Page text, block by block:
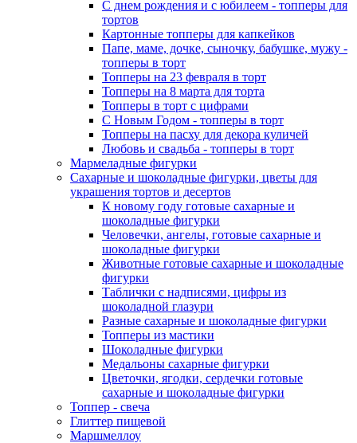
С днем рождения и с юбилеем - топперы для
тортов
Картонные топперы для капкейков
Папе, маме, дочке, сыночку, бабушке, мужу -
топперы в торт
Топперы на 23 февраля в торт
Топперы на 8 марта для торта
Топперы в торт с цифрами
С Новым Годом - топперы в торт
Топперы на пасху для декора куличей
Любовь и свадьба - топперы в торт
Мармеладные фигурки
Сахарные и шоколадные фигурки, цветы для
украшения тортов и десертов
К новому году готовые сахарные и
шоколадные фигурки
Человечки, ангелы, готовые сахарные и
шоколадные фигурки
Животные готовые сахарные и шоколадные
фигурки
Таблички с надписями, цифры из
шоколадной глазури
Разные сахарные и шоколадные фигурки
Топперы из мастики
Шоколадные фигурки
Медальоны сахарные фигурки
Цветочки, ягодки, сердечки готовые
сахарные и шоколадные фигурки
Топпер - свеча
Глиттер пищевой
Маршмеллоу